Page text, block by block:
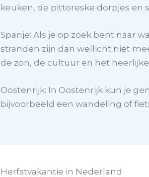
keuken, de pittoreske dorpjes en
Spanje: Als je op zoek bent naar
stranden zijn dan wellicht niet
de zon, de cultuur en het
Oostenrijk: In Oostenrijk kun je
bijvoorbeeld een wandeling of
Herfstvakantie in Nederland